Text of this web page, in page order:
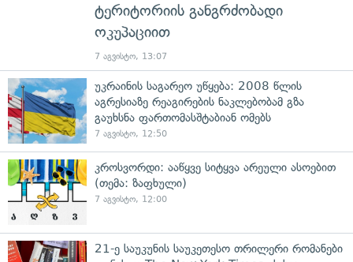
ტერიტორიის განგრძობადი
ოკუპაციით
7 აგვისტო, 13:07
უკრაინის საგარეო უწყება: 2008 წლის
აგრესიაზე რეაგირების ნაკლებობამ გზა
გაუხსნა ფართომასშტაბიან ომებს
7 აგვისტო, 12:50
კროსვორდი: ააწყვე სიტყვა არეული ასოებით
(თემა: ზაფხული)
7 აგვისტო, 12:00
21-ე საუკუნის საუკეთესო თრილერი რომანები